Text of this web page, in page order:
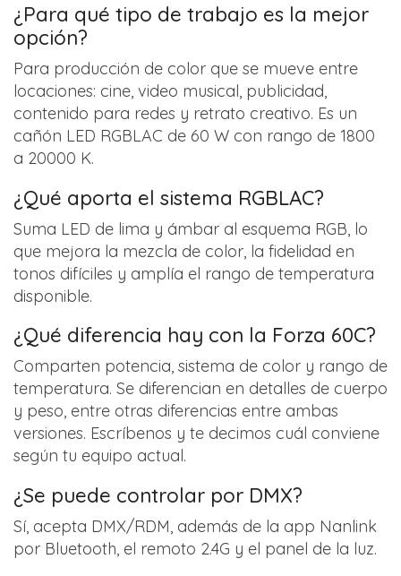
¿Para qué tipo de trabajo es la mejor
opción?
Para producción de color que se mueve entre
locaciones: cine, video musical, publicidad,
contenido para redes y retrato creativo. Es un
cañón LED RGBLAC de 60 W con rango de 1800
a 20000 K.
¿Qué aporta el sistema RGBLAC?
Suma LED de lima y ámbar al esquema RGB, lo
que mejora la mezcla de color, la fidelidad en
tonos difíciles y amplía el rango de temperatura
disponible.
¿Qué diferencia hay con la Forza 60C?
Comparten potencia, sistema de color y rango de
temperatura. Se diferencian en detalles de cuerpo
y peso, entre otras diferencias entre ambas
versiones. Escríbenos y te decimos cuál conviene
según tu equipo actual.
¿Se puede controlar por DMX?
Sí, acepta DMX/RDM, además de la app Nanlink
por Bluetooth, el remoto 2.4G y el panel de la luz.